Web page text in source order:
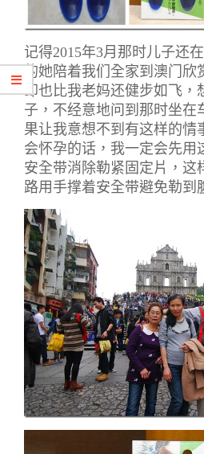
记得2015年3月那时儿子还
的她陪着我们全家到澳门欣
却也比我老妈还健步如飞，
子，不经意地问到那时坐在
果让我意想不到有这样的情
会怀孕的话，我一定会先用
安全带消除勒紧固定片，这
路用手撑着安全带避免勒到